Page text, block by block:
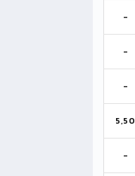
-
-
-
5,50
-